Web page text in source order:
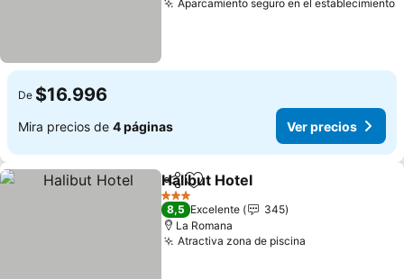
Aparcamiento seguro en el establecimiento
De $16.996
Mira precios de 4 páginas Ver precios
CompartirAgregar a favoritos
Halibut Hotel
3 Estrellas
8,5 Excelente
345
La Romana
Atractiva zona de piscina